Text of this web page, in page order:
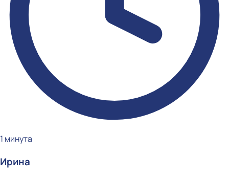
1 минута
Ирина